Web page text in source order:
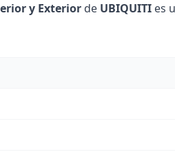
y Exterior de UBIQUITI es